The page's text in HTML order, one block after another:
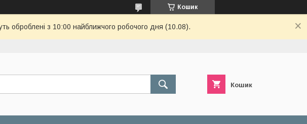
Кошик
оброблені з 10:00 найближчого робочого дня (10.08).
Кошик